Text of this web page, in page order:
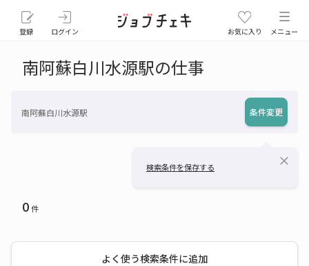
登録 ログイン お気に入り メニュー
南阿蘇白川水源駅の仕事
南阿蘇白川水源駅 条件変更
検索条件を保存する close
0件
よく使う検索条件に追加